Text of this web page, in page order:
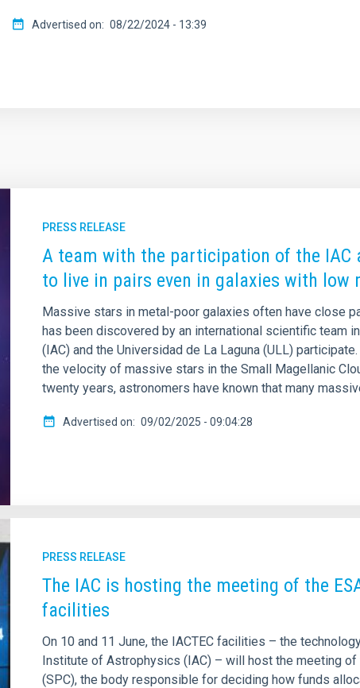
Advertised on 08/22/2024 - 13:39
PRESS RELEASE
A team with the participation of the IAC
to live in pairs even in galaxies with low
Massive stars in metal-poor galaxies often have close
has been discovered by an international scientific team
(IAC) and the Universidad de La Laguna (ULL)
the velocity of massive stars in the Small Magellanic
twenty years, astronomers have known that many
Advertised on 09/02/2025 - 09:04:28
PRESS RELEASE
The IAC is hosting the meeting of the
facilities
On 10 and 11 June, the IACTEC facilities – the
Institute of Astrophysics (IAC) – will host the meeting of
(SPC), the body responsible for deciding how funds